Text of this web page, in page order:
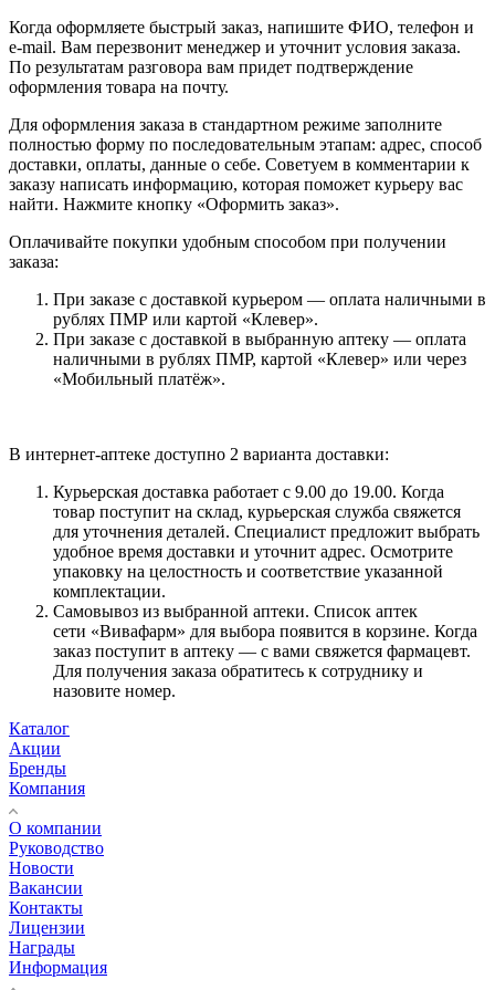
Когда оформляете быстрый заказ, напишите ФИО, телефон и
e-mail. Вам перезвонит менеджер и уточнит условия заказа.
По результатам разговора вам придет подтверждение
оформления товара на почту.
Для оформления заказа в стандартном режиме заполните
полностью форму по последовательным этапам: адрес, способ
доставки, оплаты, данные о себе. Советуем в комментарии к
заказу написать информацию, которая поможет курьеру вас
найти. Нажмите кнопку «Оформить заказ».
Оплачивайте покупки удобным способом при получении
заказа:
При заказе с доставкой курьером — оплата наличными в
рублях ПМР или картой «Клевер».
При заказе с доставкой в выбранную аптеку — оплата
наличными в рублях ПМР, картой «Клевер» или через
«Мобильный платёж».
В интернет-аптеке доступно 2 варианта доставки:
Курьерская доставка работает с 9.00 до 19.00. Когда
товар поступит на склад, курьерская служба свяжется
для уточнения деталей. Специалист предложит выбрать
удобное время доставки и уточнит адрес. Осмотрите
упаковку на целостность и соответствие указанной
комплектации.
Самовывоз из выбранной аптеки. Список аптек
сети «Вивафарм» для выбора появится в корзине. Когда
заказ поступит в аптеку — с вами свяжется фармацевт.
Для получения заказа обратитесь к сотруднику и
назовите номер.
Каталог
Акции
Бренды
Компания
О компании
Руководство
Новости
Вакансии
Контакты
Лицензии
Награды
Информация